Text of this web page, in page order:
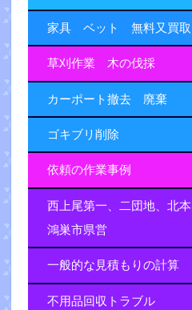
家具 ベット 無料又買取
草刈作業 木の伐採
カーポート撤去 廃棄
ゴキブリ削除
依頼の作業事例
西上尾第一、二団地、北
鴻巣市県営
一般的な見積もりの計算
不用品回収トラブル